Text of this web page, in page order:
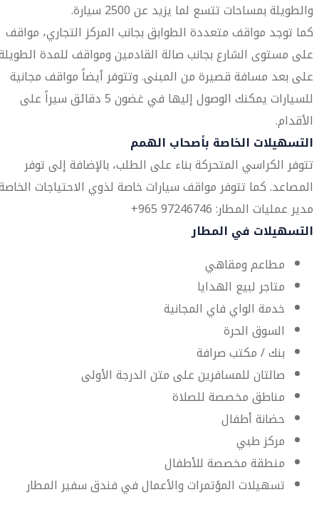
والطويلة بمساحات تتسع لما يزيد عن 2500 سيارة.
كما توجد مواقف متعددة الطوابق بجانب المركز التجاري، مواقف
على مستوى الشارع بجانب صالة القادمين ومواقف للمدة
على بعد مسافة قصيرة من المبنى. وتتوفر أيضاً مواقف مجانية
للسيارات يمكنك الوصول إليها في غضون 5 دقائق سيراً على
الأقدام.
التسهيلات الخاصة بأصحاب الهمم
تتوفر الكراسي المتحركة بناء على الطلب، بالإضافة إلى توفر
المصاعد. كما تتوفر مواقف سيارات خاصة لذوي الاحتياجات
مدير عمليات المطار: 97246746 965+
التسهيلات في المطار
مطاعم ومقاهي
متاجر لبيع الهدايا
خدمة الواي فاي المجانية
السوق الحرة
بنك / مكتب صرافة
صالتان للمسافرين على متن الدرجة الأولى
مناطق مخصصة للصلاة
حضانة أطفال
مركز طبي
منطقة مخصصة للأطفال
تسهيلات المؤتمرات والأعمال في فندق سفير المطار